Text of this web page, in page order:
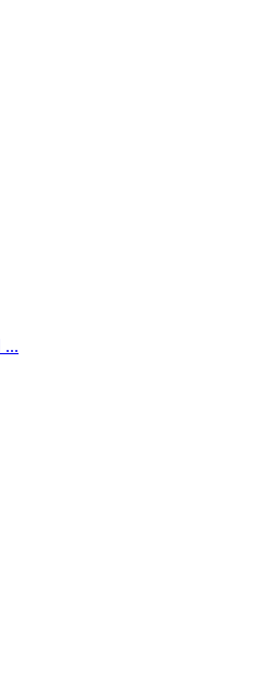
البلاستيك والقماش المشمع و ...